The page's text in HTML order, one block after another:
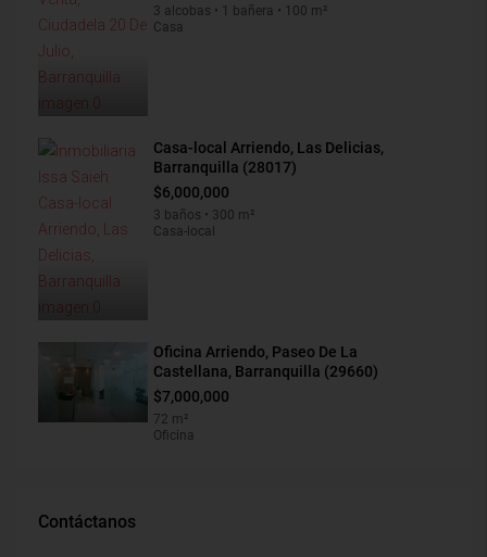
3 alcobas • 1 bañera • 100 m²
Casa
Casa-local Arriendo, Las Delicias,
Barranquilla (28017)
$6,000,000
3 baños • 300 m²
Casa-local
Oficina Arriendo, Paseo De La
Castellana, Barranquilla (29660)
$7,000,000
72 m²
Oficina
Contáctanos